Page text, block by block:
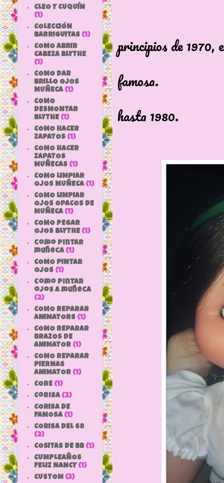
principios de 1970,
Esta
famosa.
hasta 1980.
CLEO Y CUQUÍN
(1)
COLECCIÓN
BARRIGUITAS (1)
COMO ABRIR
CABEZA BLYTHE
(1)
COMO DAR
BRILLO OJOS
MUÑECA (1)
COMO
DESMONTAR
BLYTHE (1)
COMO HACER
ZAPATOS (1)
COMO HACER
ZAPATOS
MUÑECAS (1)
COMO LIMPIAR
OJOS MUÑECA (1)
COMO LIMPIAR
OJOS OPACOS DE
MUÑECA (1)
COMO PEGAR
OJOS BLYTHE (1)
como pintar
muñeca (1)
COMO PINTAR
OJOS (1)
como pintar
ojos a muñeca
(2)
COMO REPARAR
ANIMATORS (1)
COMO REPARAR
BRAZOS DE
ANIMATOR (1)
COMO REPARAR
PIERNAS
ANIMATOR (1)
CORE (1)
Corisa (2)
CORISA DE
FAMOSA (1)
CORISA DEL 68
(2)
COSITAS DE bb (1)
CUMPLEAÑOS
FELIZ NANCY (1)
CUSTOM (3)